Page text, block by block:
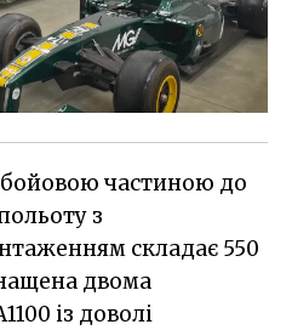
частиною до
з
складає 550
двома
із доволі